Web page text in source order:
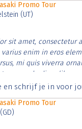
Promo Tour
(UT)
sit amet, consectetur
varius enim in eros
mi quis viverra
commodo diam libero
nibh et justo cursus id
en schrijf je in voor
Promo Tour